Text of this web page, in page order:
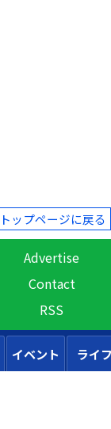
トップページに戻る
Advertise
Contact
RSS
イベント ライフ